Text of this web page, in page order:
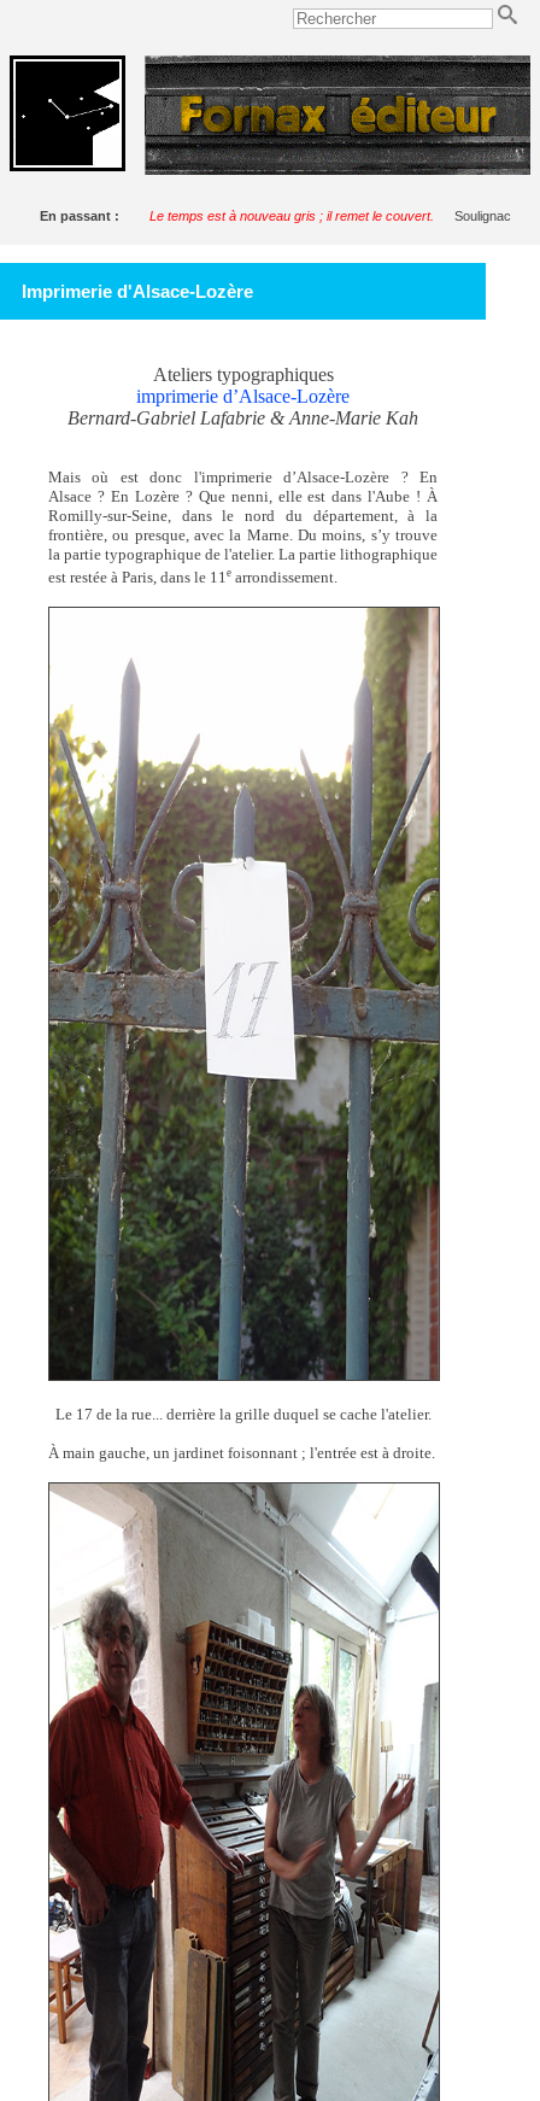
En passant : Le temps est à nouveau gris ; il remet le couvert. Soulignac
Imprimerie d'Alsace-Lozère
Ateliers typographiques
imprimerie d’Alsace-Lozère
Bernard-Gabriel Lafabrie & Anne-Marie Kah
Mais où est donc l'imprimerie d’Alsace-Lozère ? En
Alsace ? En Lozère ? Que nenni, elle est dans l'Aube ! À
Romilly-sur-Seine, dans le nord du département, à la
frontière, ou presque, avec la Marne. Du moins, s’y trouve
la partie typographique de l'atelier. La partie lithographique
est restée à Paris, dans le 11earrondissement.
Le 17 de la rue... derrière la grille duquel se cache l'atelier.
À main gauche, un jardinet foisonnant ; l'entrée est à droite.